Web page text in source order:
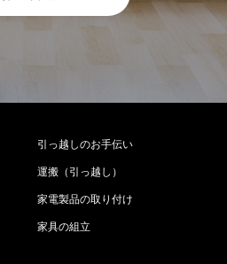
引っ越しのお手伝い
運搬（引っ越し）
家電製品の取り付け
家具の組立